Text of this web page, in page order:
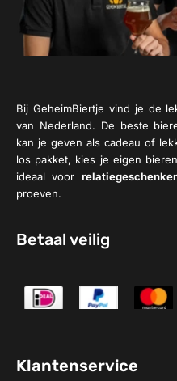
Bij GeheimBiertje vind je de
van Nederland. De beste
kan je geven als cadeau of
los pakket, kies je eigen
ideaal voor
proeven.
Betaal veilig
Klantenservice